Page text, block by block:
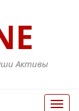
Активы
Вкл/